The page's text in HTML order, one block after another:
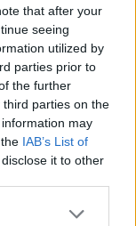
that after your
seeing
utilized by
parties prior to
the further
parties on the
may
IAB’s List of
it to other
78.300 de
euro),în medie,